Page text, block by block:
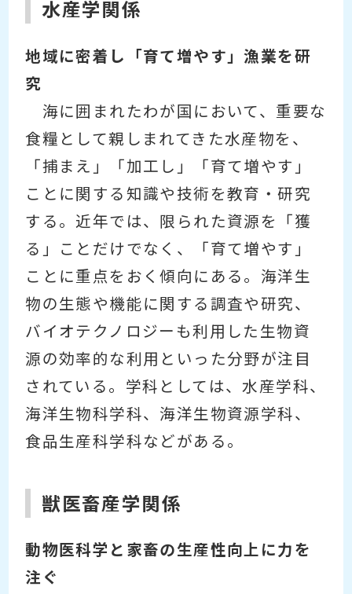
水産学関係
地域に密着し「育て増やす」漁業を研
究
海に囲まれたわが国において、重要な
食糧として親しまれてきた水産物を、
「捕まえ」「加工し」「育て増やす」
ことに関する知識や技術を教育・研究
する。近年では、限られた資源を「獲
る」ことだけでなく、「育て増やす」
ことに重点をおく傾向にある。海洋生
物の生態や機能に関する調査や研究、
バイオテクノロジーも利用した生物資
源の効率的な利用といった分野が注目
されている。学科としては、水産学科、
海洋生物科学科、海洋生物資源学科、
食品生産科学科などがある。
獣医畜産学関係
動物医科学と家畜の生産性向上に力を
注ぐ